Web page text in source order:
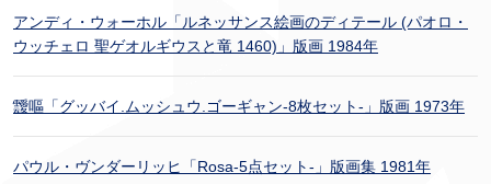
アンディ・ウォーホル「ルネッサンス絵画のディテール (パオロ・
ウッチェロ 聖ゲオルギウスと竜 1460)」版画 1984年
靉嘔「グッバイ.ムッシュウ.ゴーギャン-8枚セット-」版画 1973年
パウル・ヴンダーリッヒ「Rosa-5点セット-」版画集 1981年